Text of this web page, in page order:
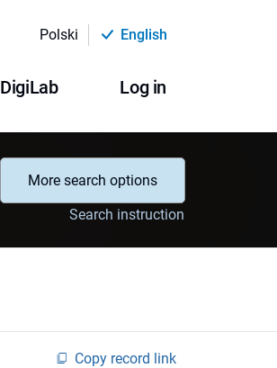
Polski English
DigiLab Log in
More search options
Search instruction
Copy record link